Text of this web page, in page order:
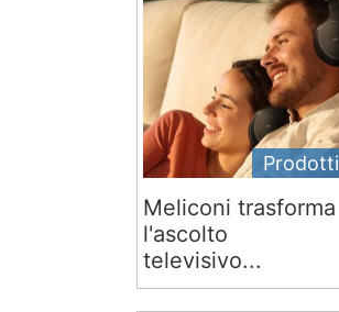
Prodotti
Meliconi trasforma
l'ascolto
televisivo...